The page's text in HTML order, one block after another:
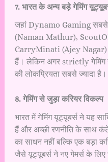
7. भारत के अन्य बड़े गेमिंग
जहां Dynamo Gaming सबसे
(Naman Mathur),
CarryMinati (Ajey Nagar)
हैं। लेकिन अगर strictly गेमिंग
की लोकप्रियता सबसे ज्यादा है।
8. गेमिंग से जुड़ा करियर विकल्प
भारत में गेमिंग यूट्यूबर्स ने यह
हैं और अच्छी रणनीति के साथ
का साधन नहीं बल्कि एक बड़ा
जैसे यूट्यूबर्स ने नए गेमर्स के लिए